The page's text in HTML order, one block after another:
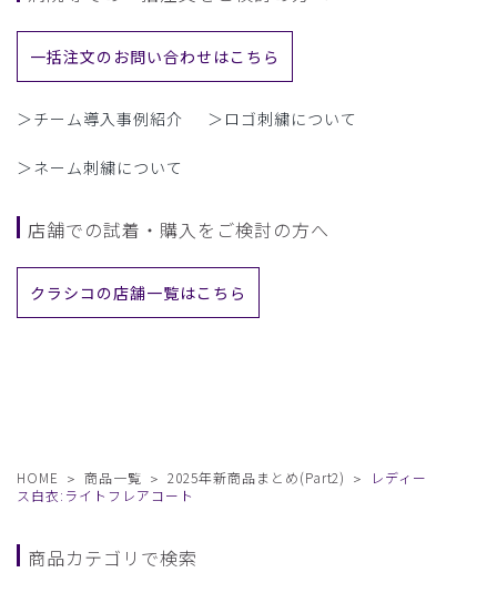
一括注文のお問い合わせはこちら
＞チーム導入事例紹介 ＞ロゴ刺繍について
＞ネーム刺繍について
店舗での試着・購入をご検討の方へ
クラシコの店舗一覧はこちら
HOME 商品一覧 2025年新商品まとめ(Part2)
レディー
ス白衣:ライトフレアコート
商品カテゴリで検索